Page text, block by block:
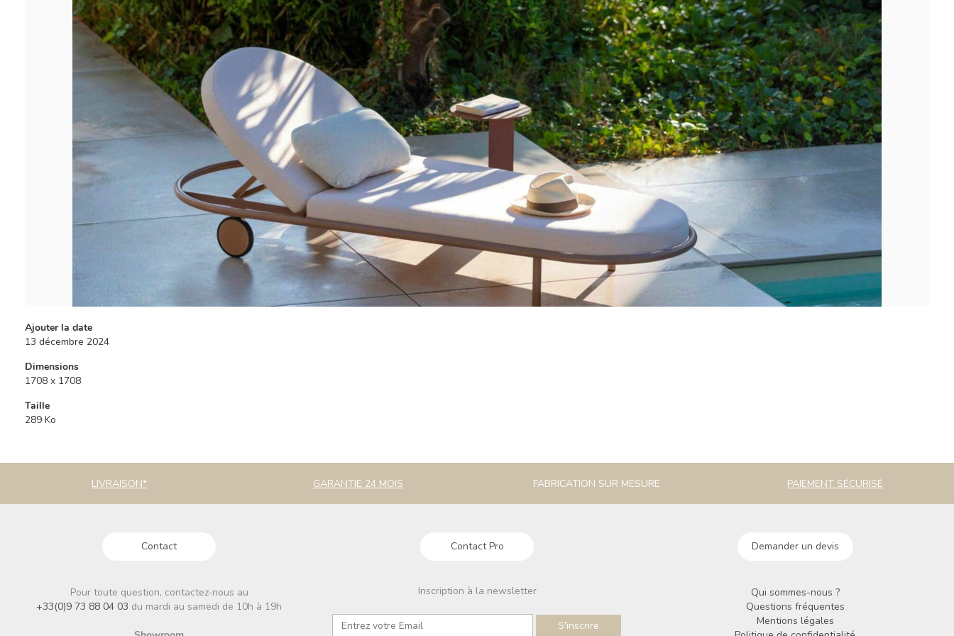
Ajouter la date
13 décembre 2024
Dimensions
1708 x 1708
Taille
289 Ko
LIVRAISON* GARANTIE 24 MOIS FABRICATION SUR MESURE PAIEMENT SÉCURISÉ
Contact Contact Pro Demander un devis
Pour toute question, contactez-nous au
+33(0)9 73 88 04 03 du mardi au samedi de 10h à 19h
Inscription à la newsletter
Qui sommes-nous ?
Questions fréquentes
Mentions légales